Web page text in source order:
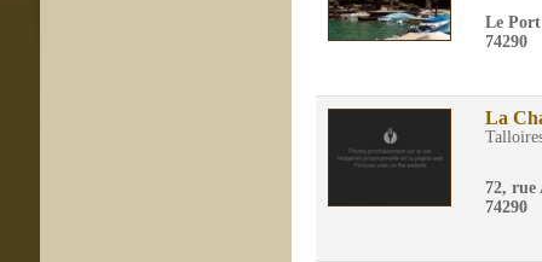
Le Port
74290
La
72, rue
74290